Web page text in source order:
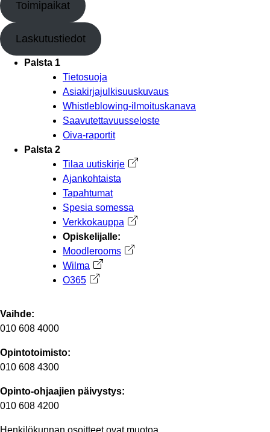
Toimipaikat
Laskutustiedot
Palsta 1
Tietosuoja
Asiakirjajulkisuuskuvaus
Whistleblowing-ilmoituskanava
Saavutettavuusseloste
Oiva-raportit
Palsta 2
Tilaa uutiskirje Avautuu uuteen välilehteen
Ajankohtaista
Tapahtumat
Spesia somessa
Verkkokauppa Avautuu uuteen välilehteen
Opiskelijalle:
Moodlerooms Avautuu uuteen välilehteen
Wilma Avautuu uuteen välilehteen
O365 Avautuu uuteen välilehteen
Vaihde:
010 608 4000
Opintotoimisto:
010 608 4300
Opinto-ohjaajien päivystys:
010 608 4200
Henkilökunnan osoitteet ovat muotoa